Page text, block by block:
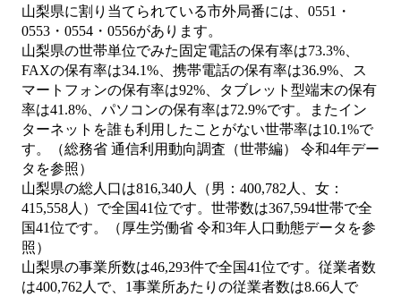
山梨県に割り当てられている市外局番には、0551・
0553・0554・0556があります。
山梨県の世帯単位でみた固定電話の保有率は73.3%、
FAXの保有率は34.1%、携帯電話の保有率は36.9%、ス
マートフォンの保有率は92%、タブレット型端末の保有
率は41.8%、パソコンの保有率は72.9%です。またイン
ターネットを誰も利用したことがない世帯率は10.1%で
す。（総務省 通信利用動向調査（世帯編） 令和4年デー
タを参照）
山梨県の総人口は816,340人（男：400,782人、女：
415,558人）で全国41位です。世帯数は367,594世帯で全
国41位です。（厚生労働省 令和3年人口動態データを参
照）
山梨県の事業所数は46,293件で全国41位です。従業者数
は400,762人で、1事業所あたりの従業者数は8.66人で